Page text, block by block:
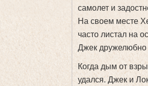
самолет и
На своем месте
часто листал на
Джек дружелюбно
Когда дым от
удался. Джек и